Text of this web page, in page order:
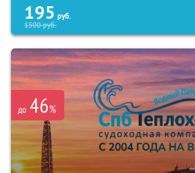
195 руб.
1500руб.
до 46%